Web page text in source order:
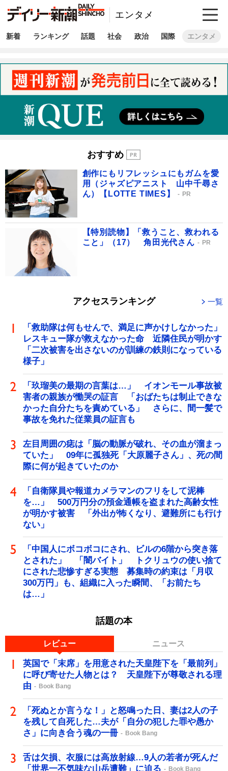
エンタメ
新着 ランキング 話題 社会 政治 国際 エンタメ
おすすめ
創作にもリフレッシュにもガムを愛
用（ジャズピアニスト 山中千尋さ
ん）【LOTTE TIMES】
PR
【特別読物】「救うこと、救われる
こと」（17） 角田光代さん
PR
アクセスランキング 一覧
「救助隊は何もせんで、満足に声かけしなかった」
レスキュー隊が救えなかった命 近隣住民が明かす
「二次被害を出さないのが訓練の鉄則になっている
様子」
「玖瑠美の最期の言葉は…」 イオンモール事故被
害者の親族が慟哭の証言 「おばたちは制止できな
かった自分たちを責めている」 さらに、間一髪で
事故を免れた従業員の証言も
左目周囲の痣は「脳の動脈が破れ、その血が溜まっ
ていた」 09年に孤独死「大原麗子さん」、死の間
際に何が起きていたのか
「自衛隊員や報道カメラマンのフリをして泥棒
を…」 500万円分の預金通帳を盗まれた高齢女性
が明かす被害 「外出が怖くなり、避難所にも行け
ない」
「中国人にボコボコにされ、ビルの6階から突き落
とされた」 「闇バイト」 トクリュウの使い捨て
にされた悲惨すぎる実態 募集時の約束は「月収
300万円」も、組織に入った瞬間、「お前たち
は…」
話題の本
レビュー ニュース
英国で「末席」を用意された天皇陛下を「最前列」
に呼び寄せた人物とは？ 天皇陛下が尊敬される理
由
Book Bang
「死ぬとか言うな！」と怒鳴った日、妻は2人の子
を残して自死した…夫が「自分の犯した罪や愚か
さ」に向き合う魂の一冊
Book Bang
舌は欠損、衣服には高放射線…9人の若者が死んだ
「世界一不気味な山岳遭難」に迫る
Book Bang